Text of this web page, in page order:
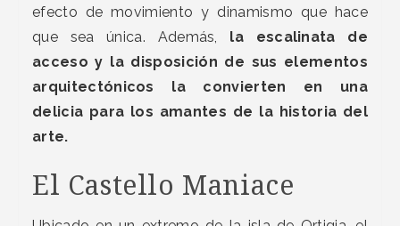
efecto de movimiento y dinamismo que hace
que sea única. Además, la escalinata de
acceso y la disposición de sus elementos
arquitectónicos la convierten en una
delicia para los amantes de la historia del
arte.
El Castello Maniace